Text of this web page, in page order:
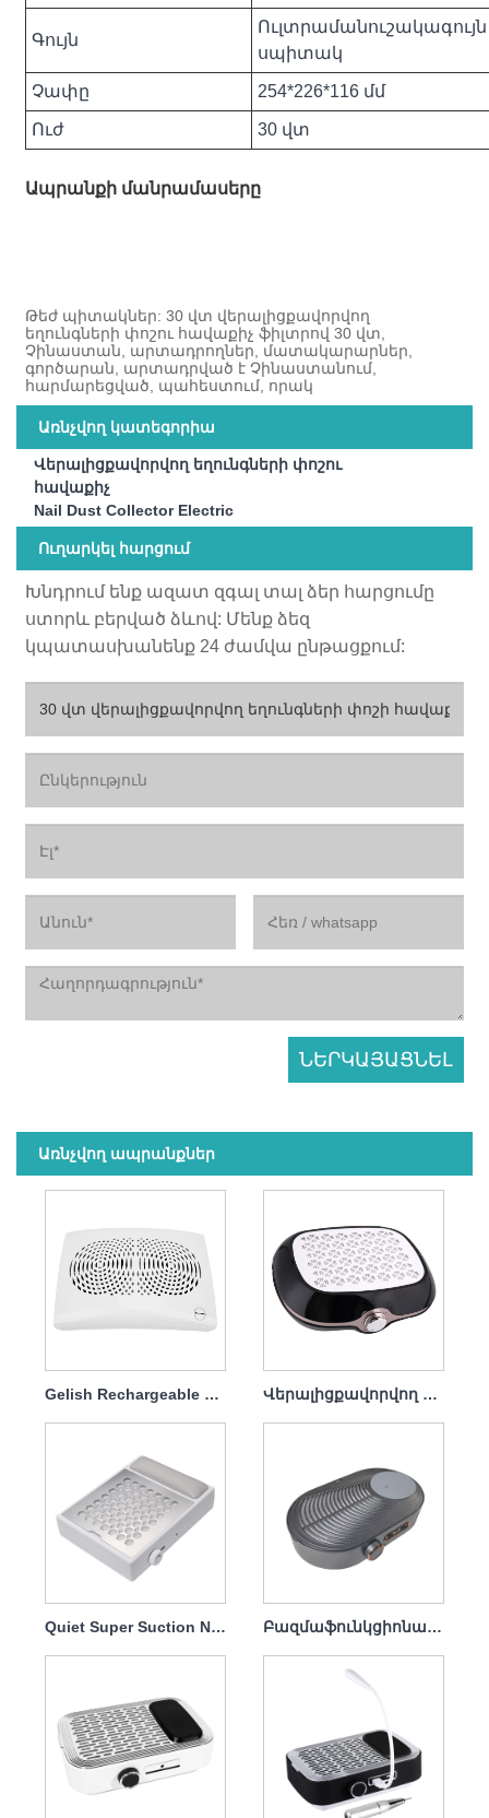
Գույն
Ուլտրամանուշակագույն
սպիտակ
Չափը 254*226*116 մմ
Ուժ 30 վտ
Ապրանքի մանրամասերը
Թեժ պիտակներ: 30 վտ վերալիցքավորվող
եղունգների փոշու հավաքիչ ֆիլտրով 30 վտ,
Չինաստան, արտադրողներ, մատակարարներ,
գործարան, արտադրված է Չինաստանում,
հարմարեցված, պահեստում, որակ
Առնչվող կատեգորիա
Վերալիցքավորվող եղունգների փոշու
հավաքիչ
Nail Dust Collector Electric
Ուղարկել հարցում
Խնդրում ենք ազատ զգալ տալ ձեր հարցումը
ստորև բերված ձևով: Մենք ձեզ
կպատասխանենք 24 ժամվա ընթացքում:
Առնչվող ապրանքներ
Gelish Rechargeable Nail Dust Collector Professional 20w Վերալիցքավորվող եղունգների փոշի հավաքող օդափոխիչ ֆիլտրով 40 վտ
Quiet Super Suction Nail Vacuum Cleaner